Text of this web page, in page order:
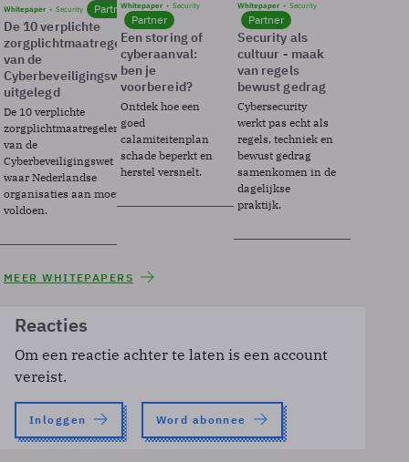
Whitepaper Security Partner
De 10 verplichte
zorgplichtmaatregelen
van de
Cyberbeveiligingswet
uitgelegd
De 10 verplichte
zorgplichtmaatregelen
van de
Cyberbeveiligingswet
waar Nederlandse
organisaties aan moeten
voldoen.
Whitepaper Security
Partner
Een storing of
cyberaanval:
ben je
voorbereid?
Ontdek hoe een
goed
calamiteitenplan
schade beperkt en
herstel versnelt.
Whitepaper Security
Partner
Security als
cultuur - maak
van regels
bewust gedrag
Cybersecurity
werkt pas echt als
regels, techniek en
bewust gedrag
samenkomen in de
dagelijkse
praktijk.
MEER WHITEPAPERS
Reacties
Om een reactie achter te laten is een account
vereist.
Inloggen Word abonnee